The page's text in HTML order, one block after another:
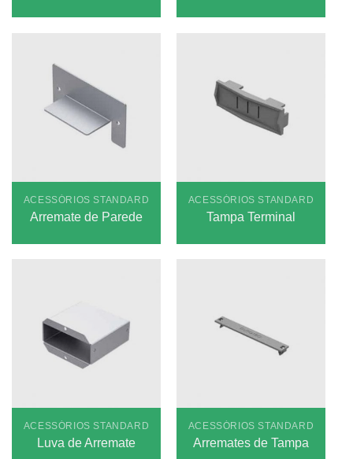
ACESSÓRIOS STANDARD
Arremate de Parede
ACESSÓRIOS STANDARD
Tampa Terminal
ACESSÓRIOS STANDARD
Luva de Arremate
ACESSÓRIOS STANDARD
Arremates de Tampa